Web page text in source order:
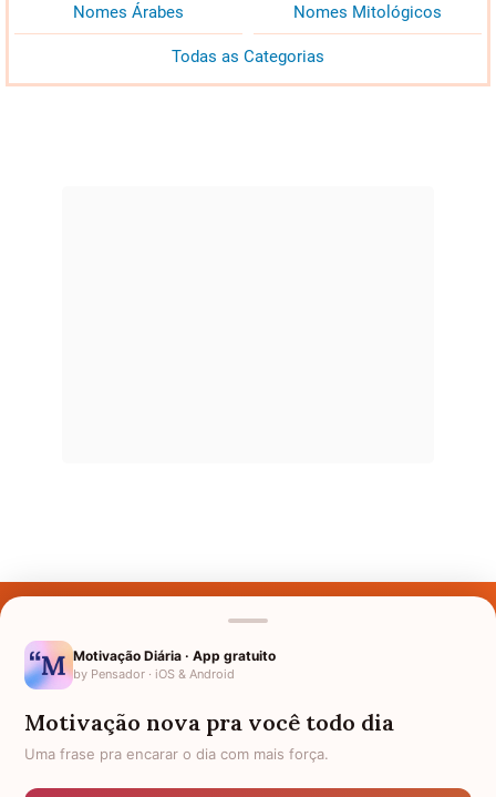
Nomes Árabes Nomes Mitológicos
Todas as Categorias
Nomes pelo Mundo
Política de Privacidade
Motivação Diária · App gratuito
by Pensador · iOS & Android
Motivação nova pra você todo dia
Uma frase pra encarar o dia com mais força.